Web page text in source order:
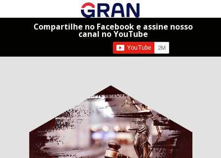
Compartilhe no Facebook e assine nosso
canal no YouTube